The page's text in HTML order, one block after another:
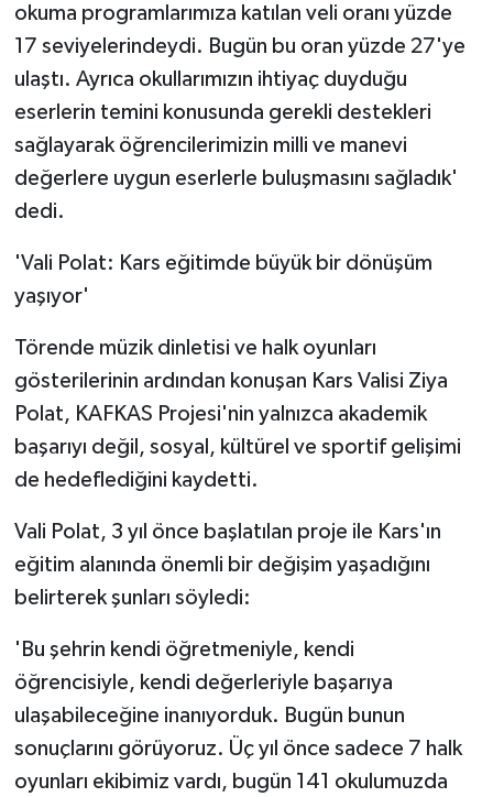
okuma programlarımıza katılan veli oranı yüzde
17 seviyelerindeydi. Bugün bu oran yüzde 27'ye
ulaştı. Ayrıca okullarımızın ihtiyaç duyduğu
eserlerin temini konusunda gerekli destekleri
sağlayarak öğrencilerimizin milli ve manevi
değerlere uygun eserlerle buluşmasını sağladık'
dedi.
'Vali Polat: Kars eğitimde büyük bir dönüşüm
yaşıyor'
Törende müzik dinletisi ve halk oyunları
gösterilerinin ardından konuşan Kars Valisi Ziya
Polat, KAFKAS Projesi'nin yalnızca akademik
başarıyı değil, sosyal, kültürel ve sportif gelişimi
de hedeflediğini kaydetti.
Vali Polat, 3 yıl önce başlatılan proje ile Kars'ın
eğitim alanında önemli bir değişim yaşadığını
belirterek şunları söyledi:
'Bu şehrin kendi öğretmeniyle, kendi
öğrencisiyle, kendi değerleriyle başarıya
ulaşabileceğine inanıyorduk. Bugün bunun
sonuçlarını görüyoruz. Üç yıl önce sadece 7 halk
oyunları ekibimiz vardı, bugün 141 okulumuzda